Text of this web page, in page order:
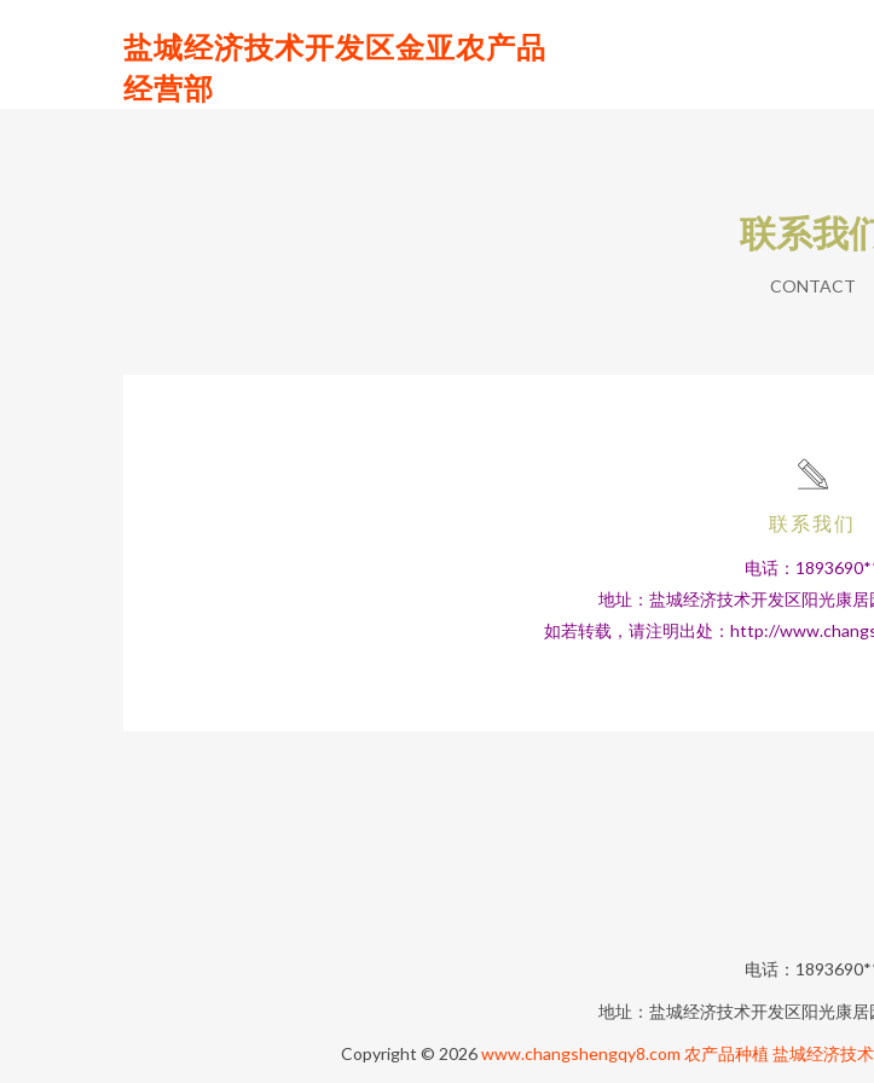
盐城经济技术开发区金亚农产品
经营部
联系我
CONTACT
联系我们
电话：
地址：盐城经济技术开发区阳光康
如若转载，请注明出处：http://
电话：
地址：盐城经济技术开发区阳光康
Copyright © 2026www.changshengqy8.com 农产品种植 盐城经济技